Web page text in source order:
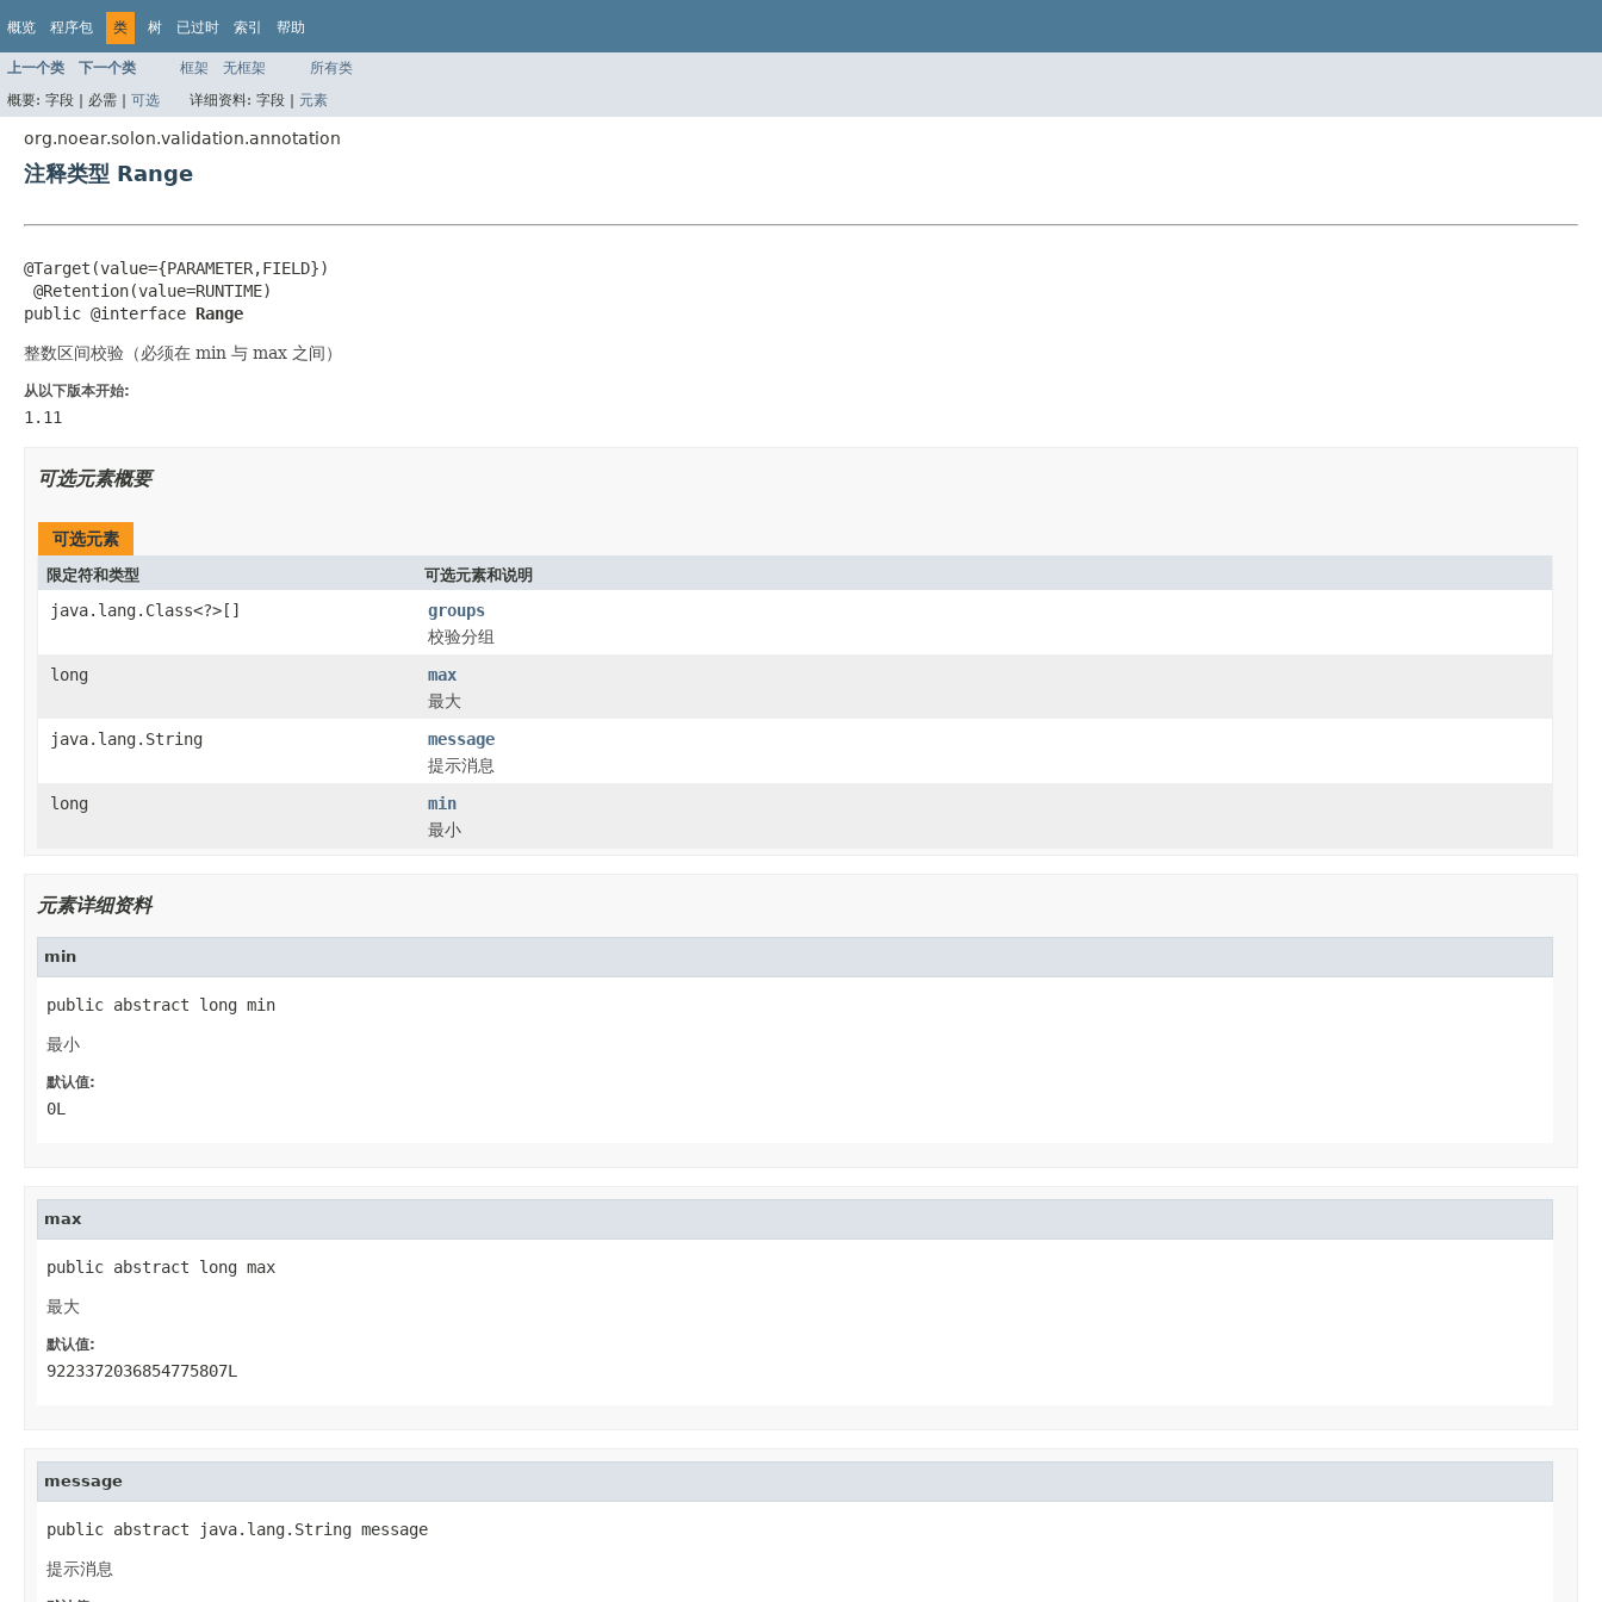
概览 程序包 类 树 已过时 索引 帮助
上一个类 下一个类 框架 无框架
所有类
概要: 字段 | 必需 | 可选 详细资料: 字段 | 元素
org.noear.solon.validation.annotation
注释类型 Range
@Target(value={PARAMETER,FIELD})
@Retention(value=RUNTIME)
public @interface Range
整数区间校验（必须在 min 与 max 之间）
从以下版本开始:
1.11
可选元素概要
可选元素
限定符和类型 可选元素和说明
java.lang.Class<?>[]
groups
校验分组
long
max
最大
java.lang.String
message
提示消息
long
min
最小
元素详细资料
min
public abstract long min
最小
默认值:
0L
max
public abstract long max
最大
默认值:
9223372036854775807L
message
public abstract java.lang.String message
提示消息